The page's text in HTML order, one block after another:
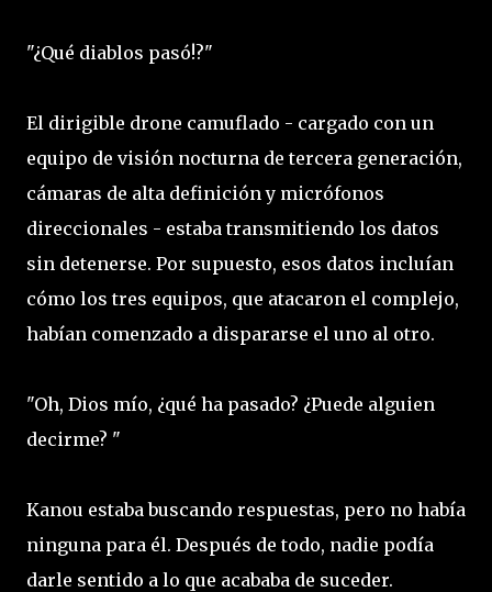
"¿Qué diablos pasó!?"
El dirigible drone camuflado - cargado con un
equipo de visión nocturna de tercera generación,
cámaras de alta definición y micrófonos
direccionales - estaba transmitiendo los datos
sin detenerse. Por supuesto, esos datos incluían
cómo los tres equipos, que atacaron el complejo,
habían comenzado a dispararse el uno al otro.
"Oh, Dios mío, ¿qué ha pasado? ¿Puede alguien
decirme? "
Kanou estaba buscando respuestas, pero no había
ninguna para él. Después de todo, nadie podía
darle sentido a lo que acababa de suceder.